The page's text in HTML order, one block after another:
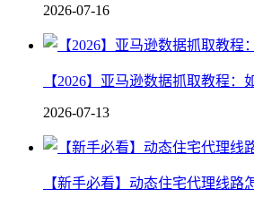
2026-07-16
【2026】亚马逊数据抓取教程
2026-07-13
【新手必看】动态住宅代理线